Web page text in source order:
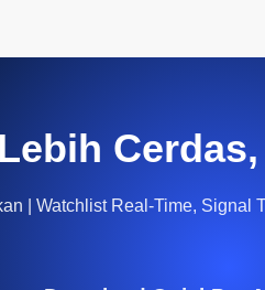
| Watchlist Real-Time, Signal